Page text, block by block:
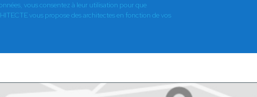
vous consentez à leur utilisation pour que
vous propose des architectes en fonction de vos